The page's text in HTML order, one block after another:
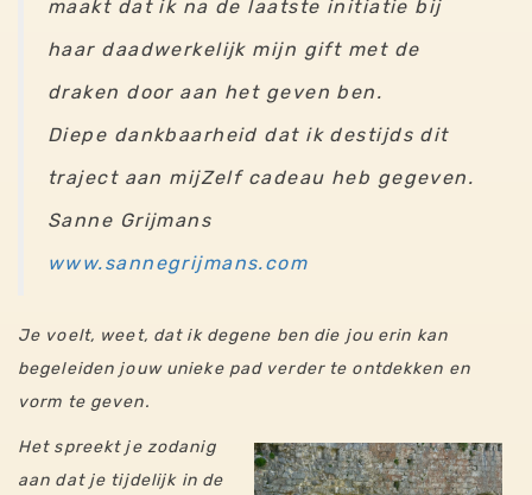
maakt dat ik na de laatste initiatie bij
haar daadwerkelijk mijn gift met de
draken door aan het geven ben.
Diepe dankbaarheid dat ik destijds dit
traject aan mijZelf cadeau heb gegeven.
Sanne Grijmans
www.sannegrijmans.com
Je voelt, weet, dat ik degene ben die jou erin kan
begeleiden jouw unieke pad verder te ontdekken en
vorm te geven.
Het spreekt je zodanig
aan dat je tijdelijk in de